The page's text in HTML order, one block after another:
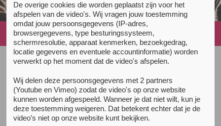
Home »Nieuws» Ieder bezit van XTC is illegaal!
15 oktober 2015
Ieder bezit van XTC is illegaal!
‘Massive Electronic Music Event Allows Attendees To Carry 5
Ecstasy Pills’(Live for Music )
De overige cookies die worden geplaatst zijn voor het
afspelen van de video's. Wij vragen jouw toestemming
omdat jouw persoonsgegevens (IP-adres,
browsergegevens, type besturingssysteem,
schermresolutie, apparaat kenmerken, bezoekgedrag,
locatie gegevens en eventuele accountinformatie) worden
verwerkt op het moment dat de video's afspelen.
Wij delen deze persoonsgegevens met 2 partners
(Youtube en Vimeo) zodat de video's op onze website
kunnen worden afgespeeld. Wanneer je dat niet wilt, kun je
deze toestemming weigeren. Dat betekent echter dat je de
video’s niet op onze website kunt bekijken.